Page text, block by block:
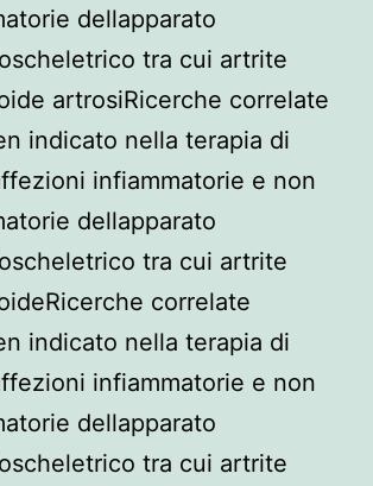
dellapparato
tra cui artrite
artrosiRicerche correlate
indicato nella terapia di
infiammatorie e non
dellapparato
tra cui artrite
correlate
indicato nella terapia di
infiammatorie e non
dellapparato
tra cui artrite